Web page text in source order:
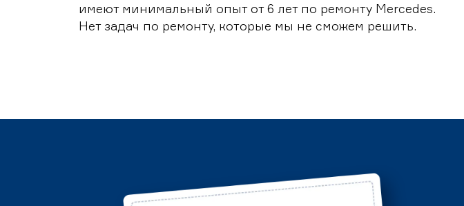
имеют минимальный опыт от 6 лет по ремонту Mercedes.
Нет задач по ремонту, которые мы не сможем решить.